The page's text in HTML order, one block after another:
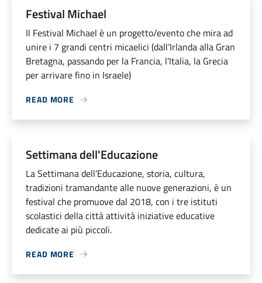
Festival Michael
Il Festival Michael è un progetto/evento che mira ad
unire i 7 grandi centri micaelici (dall’Irlanda alla Gran
Bretagna, passando per la Francia, l’Italia, la Grecia
per arrivare fino in Israele)
READ MORE
Settimana dell'Educazione
La Settimana dell’Educazione, storia, cultura,
tradizioni tramandante alle nuove generazioni, è un
festival che promuove dal 2018, con i tre istituti
scolastici della città attività iniziative educative
dedicate ai più piccoli.
READ MORE